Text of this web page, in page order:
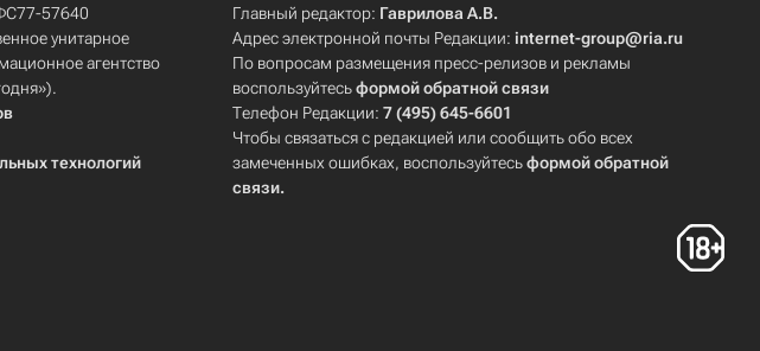
57640
унитарное
агентство
технологий
Главный редактор: Гаврилова А.В.
Адрес электронной почты Редакции:internet-group@ria.ru
По вопросам размещения пресс-релизов и рекламы
воспользуйтесьформой обратной связи
Телефон Редакции:7 (495) 645-6601
Чтобы связаться с редакцией или сообщить обо всех
замеченных ошибках, воспользуйтесьформой обратной
связи.